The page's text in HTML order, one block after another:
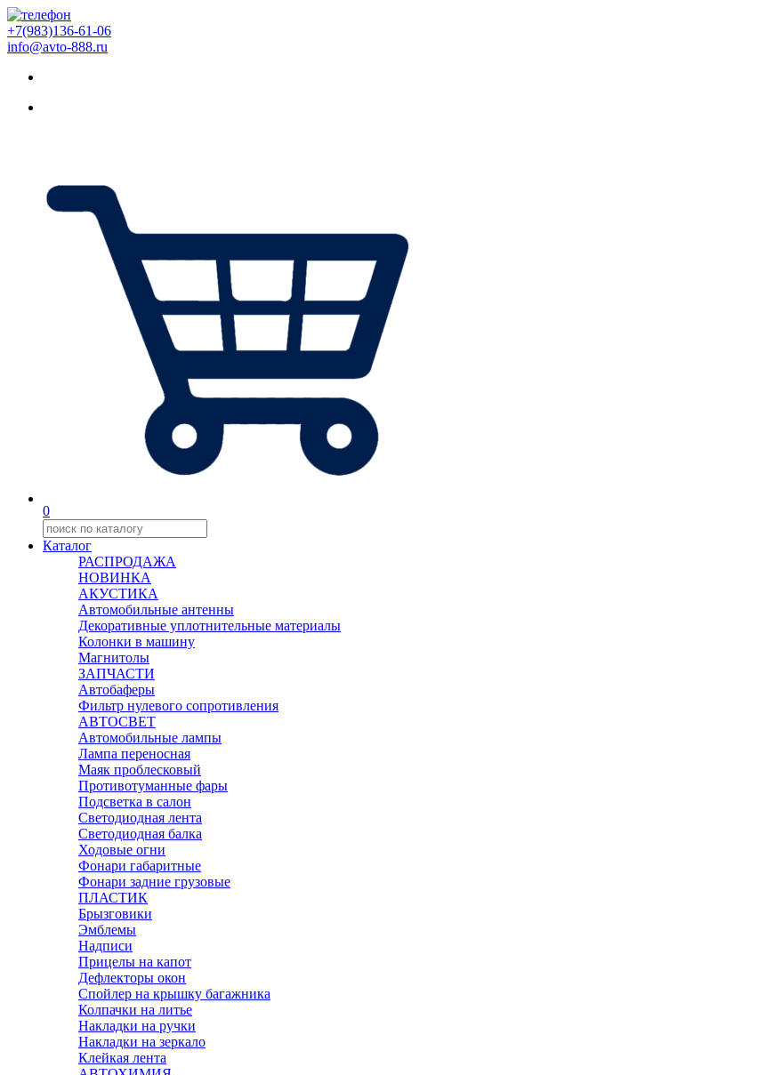
+7(983)136-61-06
info@avto-888.ru
0
Каталог
РАСПРОДАЖА
НОВИНКА
АКУСТИКА
Автомобильные антенны
Декоративные уплотнительные материалы
Колонки в машину
Магнитолы
ЗАПЧАСТИ
Автобаферы
Фильтр нулевого сопротивления
АВТОСВЕТ
Автомобильные лампы
Лампа переносная
Маяк проблесковый
Противотуманные фары
Подсветка в салон
Светодиодная лента
Светодиодная балка
Ходовые огни
Фонари габаритные
Фонари задние грузовые
ПЛАСТИК
Брызговики
Эмблемы
Надписи
Прицелы на капот
Дефлекторы окон
Спойлер на крышку багажника
Колпачки на литье
Накладки на ручки
Накладки на зеркало
Клейкая лента